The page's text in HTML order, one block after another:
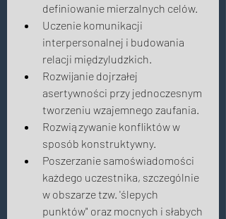
definiowanie mierzalnych celów.
Uczenie komunikacji
interpersonalnej i budowania
relacji międzyludzkich.
Rozwijanie dojrzałej
asertywności przy jednoczesnym
tworzeniu wzajemnego zaufania.
Rozwiązywanie konfliktów w
sposób konstruktywny.
Poszerzanie samoświadomości
każdego uczestnika, szczególnie
w obszarze tzw. 'ślepych
punktów" oraz mocnych i słabych